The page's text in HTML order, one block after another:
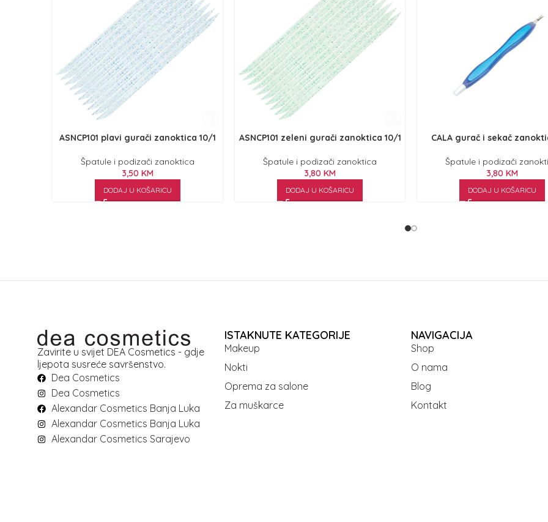
ASNCP101 plavi gurači zanoktica 10/1
Špatule i podizači zanoktica
3,50 KM
DODAJ U KOŠARICU
ASNCP101 zeleni gurači zanoktica 10/1
Špatule i podizači zanoktica
3,80 KM
DODAJ U KOŠARICU
CALA gurač i sekač
Špatule i podizači
3,80 KM
DODAJ U KOŠARICU
Zavirite u svijet DEA Cosmetics - gdje
ljepota susreće savršenstvo.
Dea Cosmetics
Dea Cosmetics
Alexandar Cosmetics Banja Luka
Alexandar Cosmetics Banja Luka
Alexandar Cosmetics Sarajevo
ISTAKNUTE KATEGORIJE
Makeup
Nokti
Oprema za salone
Za muškarce
NAVIGACIJA
Shop
O nama
Blog
Kontakt